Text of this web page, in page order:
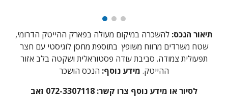
תיאור הנכס: להשכרה במיקום מעולה בפארק ההייטק הדרומי,
שטח משרדים מרווח משופץ בתוספת מחסן לוגיסטי עם חצר
תפעולית צמודה. סביבת עודה פסטוראלית ושקטה בלב אזור
ההייטק. מידע נוסף: הנכס הושכר
לסיור או מידע נוסף צרו קשר: 072-3307118 זאב